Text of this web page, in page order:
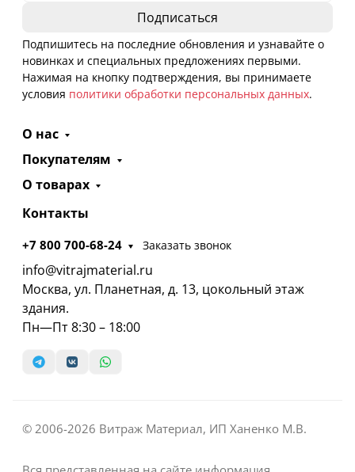
Подпишитесь на последние обновления и узнавайте о
новинках и специальных предложениях первыми.
Нажимая на кнопку подтверждения, вы принимаете
условия политики обработки персональных данных.
О нас
Покупателям
О товарах
Контакты
+7 800 700-68-24 Заказать звонок
info@vitrajmaterial.ru
Москва, ул. Планетная, д. 13, цокольный этаж
здания.
Пн—Пт 8:30 – 18:00
© 2006-2026 Витраж Материал, ИП Ханенко М.В.